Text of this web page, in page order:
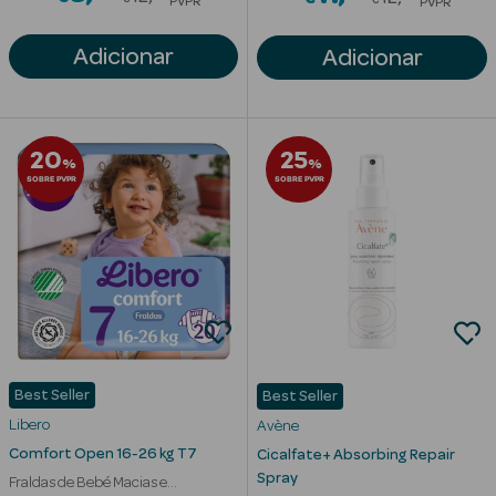
Ver Tudo
Adicionar Adicionar
20%
SOBRE PVPR
Best Seller
Libero
Comfort Open 16-26 kg T7
Fraldas de Bebé Macias e
25%
SOBRE PVPR
Best Seller
Avène
Cicalfate+ Absorbing Repair
Spray